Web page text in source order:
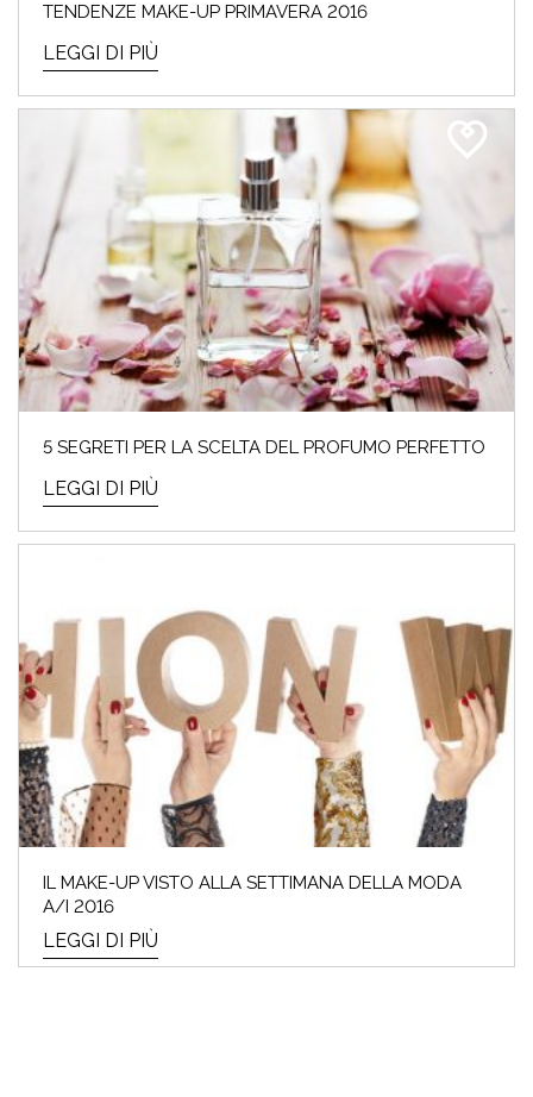
TENDENZE MAKE-UP PRIMAVERA 2016
LEGGI DI PIÙ
5 SEGRETI PER LA SCELTA DEL PROFUMO PERFETTO
LEGGI DI PIÙ
IL MAKE-UP VISTO ALLA SETTIMANA DELLA MODA
A/I 2016
LEGGI DI PIÙ